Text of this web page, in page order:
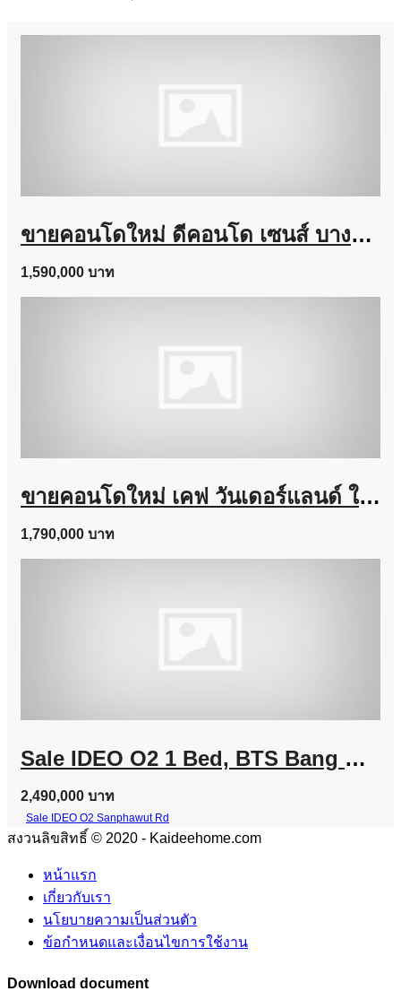
ขายคอนโดใหม่ ดีคอนโด เซนส์ บางแสน ชลบุรี ใกล้ ม.บูรพา พร้อมอยู่ แต่งครบ โทร 0931681685
1,590,000 บาท
ขายคอนโดใหม่ เคฟ วันเดอร์แลนด์ ใกล้ ม.ธรรมศาสตร์ แต่งครบ พร้อมอยู่ เลี้ยงสัตว์ได้ โทร 0616161426
1,790,000 บาท
Sale IDEO O2 1 Bed, BTS Bang Na Line @757zwvfy
2,490,000 บาท
Sale IDEO O2 Sanphawut Rd
สงวนลิขสิทธิ์ © 2020 - Kaideehome.com
หน้าแรก
เกี่ยวกับเรา
นโยบายความเป็นส่วนตัว
ข้อกำหนดและเงื่อนไขการใช้งาน
Download document